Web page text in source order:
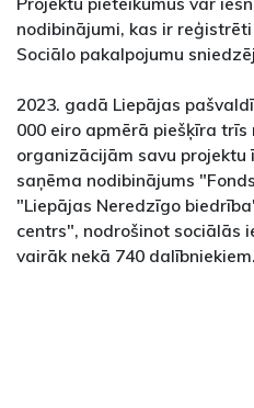
nodibinājumi, kas ir
Sociālo pakalpojumu
2023. gadā Liepājas
000 eiro apmērā piešķīra
organizācijām savu
saņēma nodibinājums
"Liepājas Neredzīgo
centrs", nodrošinot sociālās
vairāk nekā 740 dalībniekiem.